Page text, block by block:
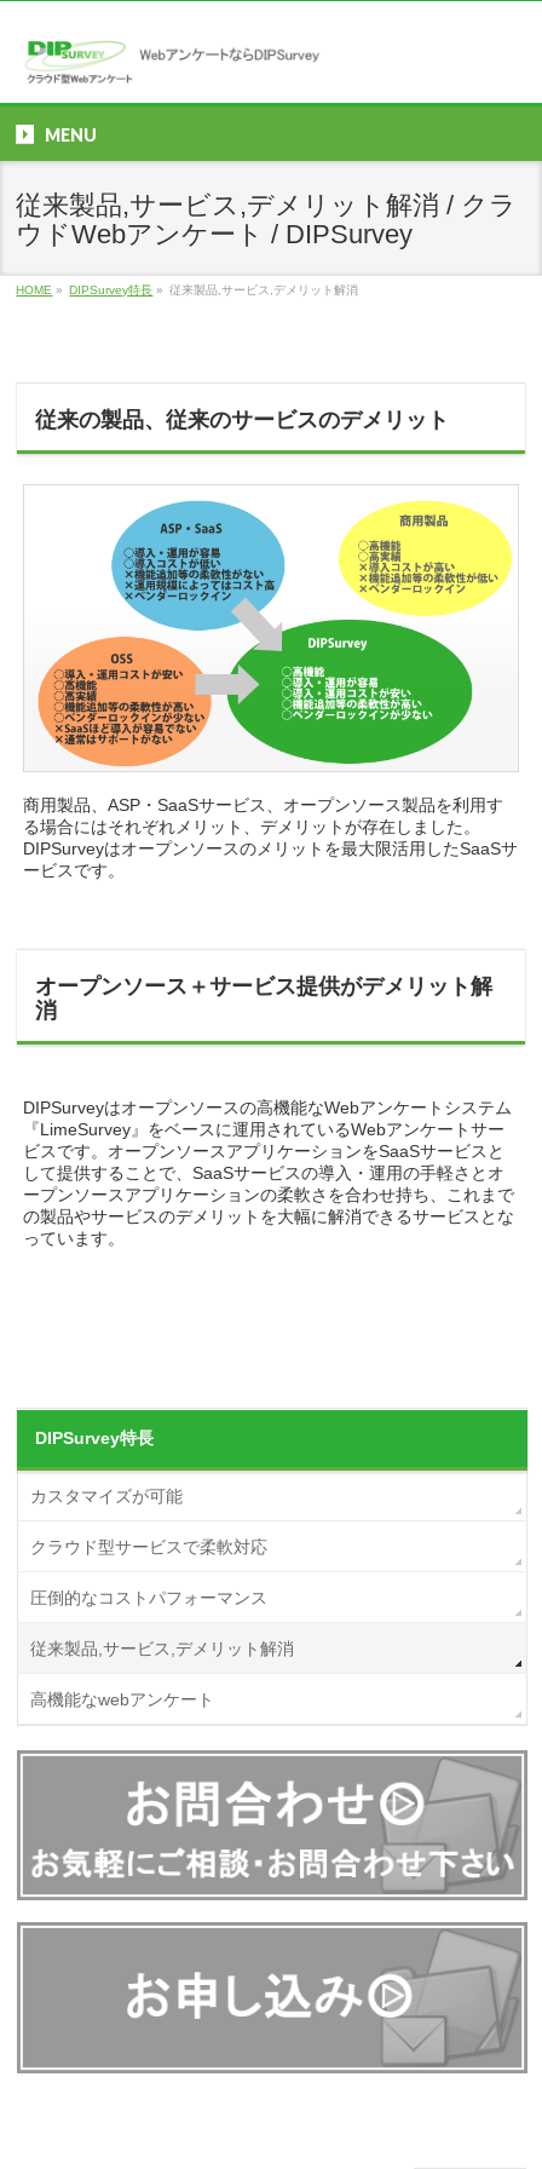
MENU
従来製品,サービス,デメリット解消 / クラ
ウドWebアンケート / DIPSurvey
HOME » DIPSurvey特長 » 従来製品,サービス,デメリット解消
従来の製品、従来のサービスのデメリット
商用製品、ASP・SaaSサービス、オープンソース製品を利用す
る場合にはそれぞれメリット、デメリットが存在しました。
DIPSurveyはオープンソースのメリットを最大限活用したSaaSサ
ービスです。
オープンソース＋サービス提供がデメリット解
消
DIPSurveyはオープンソースの高機能なWebアンケートシステム
『LimeSurvey』をベースに運用されているWebアンケートサー
ビスです。オープンソースアプリケーションをSaaSサービスと
して提供することで、SaaSサービスの導入・運用の手軽さとオ
ープンソースアプリケーションの柔軟さを合わせ持ち、これまで
の製品やサービスのデメリットを大幅に解消できるサービスとな
っています。
DIPSurvey特長
カスタマイズが可能
クラウド型サービスで柔軟対応
圧倒的なコストパフォーマンス
従来製品,サービス,デメリット解消
高機能なwebアンケート